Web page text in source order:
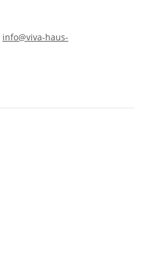
info@viva-haus-